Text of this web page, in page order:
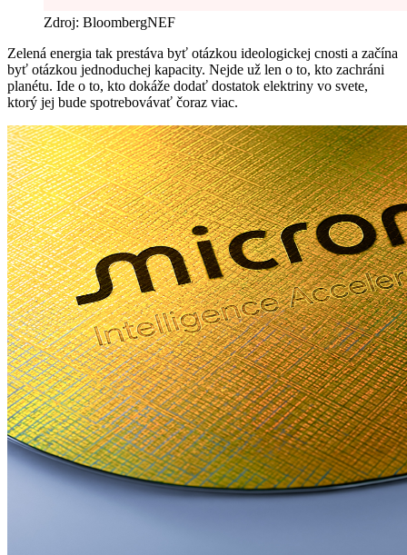
Zdroj: BloombergNEF
Zelená energia tak prestáva byť otázkou ideologickej cnosti a začína
byť otázkou jednoduchej kapacity. Nejde už len o to, kto zachráni
planétu. Ide o to, kto dokáže dodať dostatok elektriny vo svete,
ktorý jej bude spotrebovávať čoraz viac.